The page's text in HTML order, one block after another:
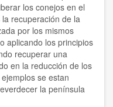
los conejos en el
recuperación de la
por los mismos
aplicando los principios
recuperar una
en la reducción de los
se estan
la península